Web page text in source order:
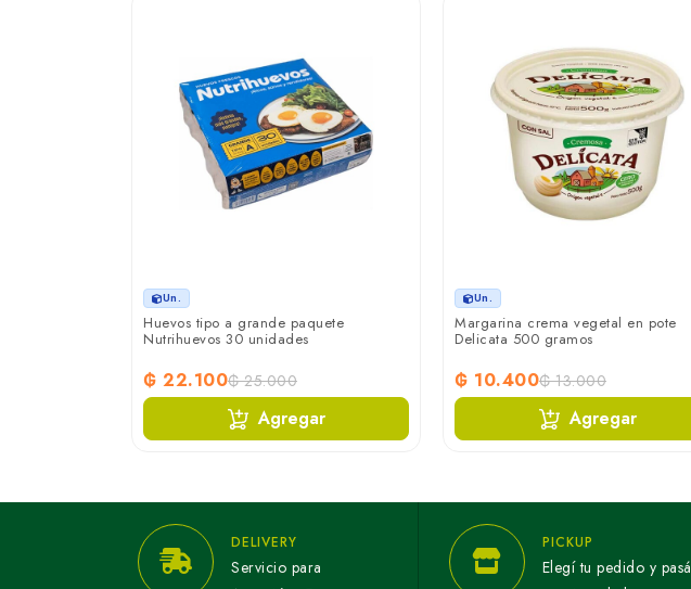
Un.
Huevos tipo a grande paquete
Nutrihuevos 30 unidades
₲ 22.100₲ 25.000
Agregar
Un.
Margarina crema vegetal en pote
Delicata 500 gramos
₲ 10.400₲ 13.000
Agregar
DELIVERY
Servicio para
PICKUP
Elegí tu pedido y pasá